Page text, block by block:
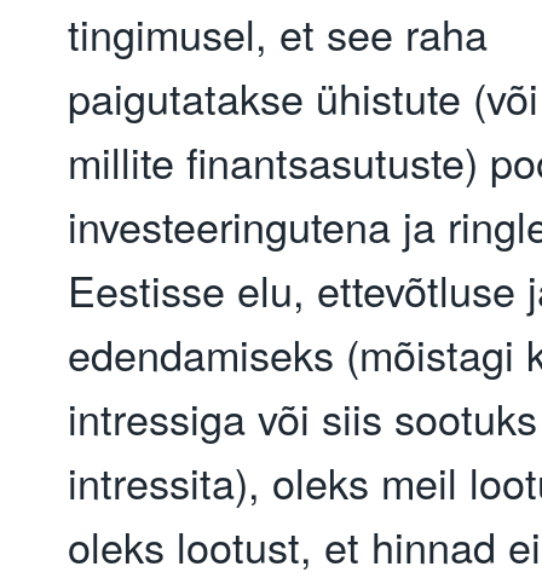
tingimusel, et see raha
paigutatakse ühistute
millite finantsasutuste)
investeeringutena ja
Eestisse elu, ettevõtluse
edendamiseks (mõistagi
intressiga või siis sootuks
intressita), oleks meil
oleks lootust, et hinnad